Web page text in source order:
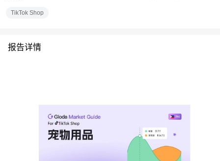
TikTok Shop
报告详情